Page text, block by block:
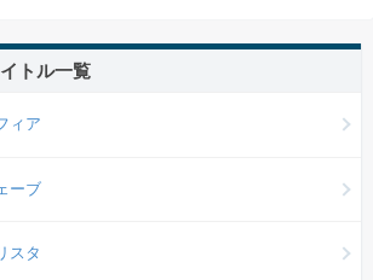
トル一覧
ィア
ーブ
スタ